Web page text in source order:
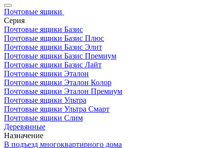
Почтовые ящики
Серия
Почтовые ящики Базис
Почтовые ящики Базис Плюс
Почтовые ящики Базис Элит
Почтовые ящики Базис Премиум
Почтовые ящики Базис Лайт
Почтовые ящики Эталон
Почтовые ящики Эталон Колор
Почтовые ящики Эталон Премиум
Почтовые ящики Ультра
Почтовые ящики Ультра Смарт
Почтовые ящики Слим
Деревянные
Назначение
В подъезд многоквартирного дома